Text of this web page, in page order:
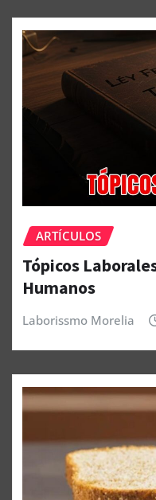
ARTÍCULOS
Tópicos
Humanos
Laborissmo Morelia